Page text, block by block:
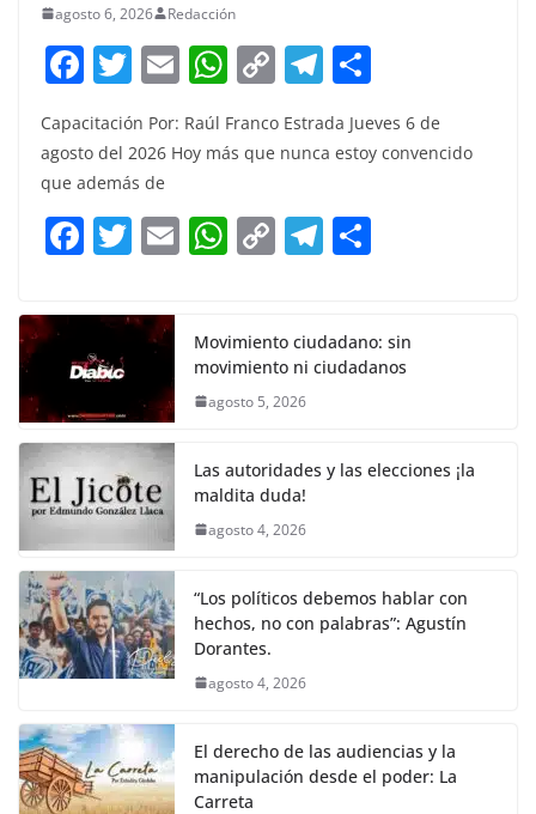
agosto 6, 2026 Redacción
F
a
c
e
b
o
k
T
itt
er
E
m
ai
W
at
A
p
C
p
Li
n
T
el
e
a
m
ar
e
Capacitación Por: Raúl Franco Estrada Jueves 6 de
agosto del 2026 Hoy más que nunca estoy convencido
que además de
F
c
e
b
o
o
k
T
itt
er
E W
s
A
p
C
y
Li
k
T
gr
a
e
Movimiento ciudadano: sin
movimiento ni ciudadanos
agosto 5, 2026
Las autoridades y las elecciones ¡la
maldita duda!
agosto 4, 2026
“Los políticos debemos hablar con
hechos, no con palabras”: Agustín
Dorantes.
agosto 4, 2026
El derecho de las audiencias y la
manipulación desde el poder: La
Carreta